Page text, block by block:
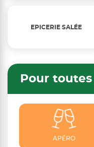
EPICERIE SALÉE
Pour toutes
APÉRO